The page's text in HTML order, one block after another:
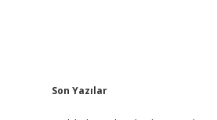
Sidebar
Son Yazılar